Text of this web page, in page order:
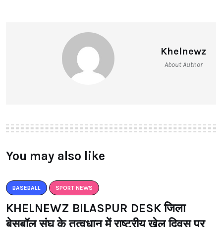
Khelnewz
About Author
You may also like
BASEBALL SPORT NEWS
KHELNEWZ BILASPUR DESK जिला
बेसबॉल संघ के तत्वधान में राष्ट्रीय खेल दिवस पर